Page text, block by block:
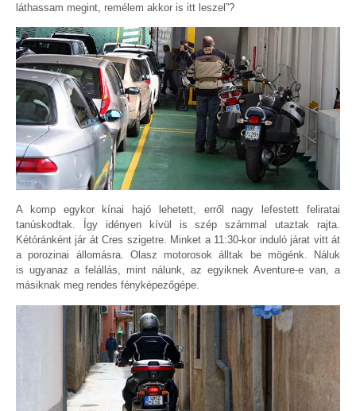
láthassam megint, remélem akkor is itt leszel”?
A komp egykor kínai hajó lehetett, erről nagy lefestett feliratai
tanúskodtak. Így idényen kívül is szép számmal utaztak rajta.
Kétóránként jár át Cres szigetre. Minket a 11:30-kor induló járat vitt át
a porozinai állomásra. Olasz motorosok álltak be mögénk. Náluk
is ugyanaz a felállás, mint nálunk, az egyiknek Aventure-e van, a
másiknak meg rendes fényképezőgépe.